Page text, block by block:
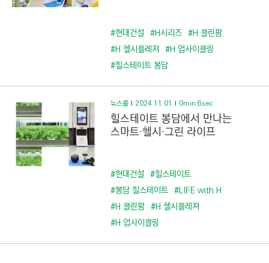
#현대건설 #H시리즈 #H 클린팜
#H 헬시플레져 #H 업사이클링
#힐스테이트 봉담
뉴스룸 2024.11.01 0min 6sec
힐스테이트 봉담에서 만나는
스마트·헬시·그린 라이프
#현대건설 #힐스테이트
#봉담 힐스테이트 #LIFE with H
#H 클린팜 #H 헬시플레져
#H 업사이클링